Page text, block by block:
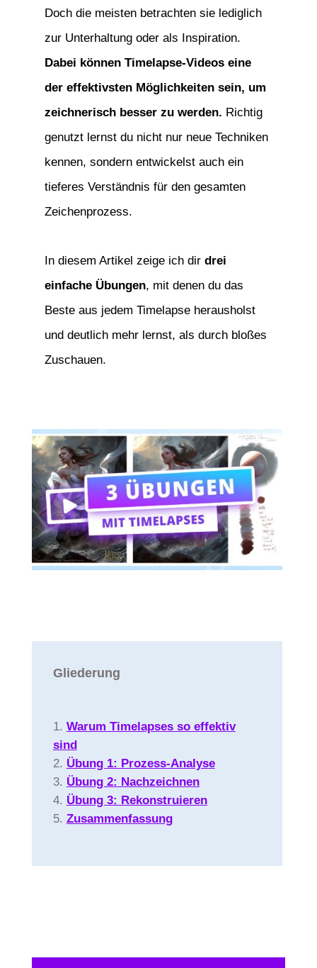
Doch die meisten betrachten sie lediglich
zur Unterhaltung oder als Inspiration.
Dabei können Timelapse-Videos eine
der effektivsten Möglichkeiten sein, um
zeichnerisch besser zu werden. Richtig
genutzt lernst du nicht nur neue Techniken
kennen, sondern entwickelst auch ein
tieferes Verständnis für den gesamten
Zeichenprozess.
In diesem Artikel zeige ich dir drei
einfache Übungen, mit denen du das
Beste aus jedem Timelapse herausholst
und deutlich mehr lernst, als durch bloßes
Zuschauen.
Gliederung
Warum Timelapses so effektiv
sind
Übung 1: Prozess-Analyse
Übung 2: Nachzeichnen
Übung 3: Rekonstruieren
Zusammenfassung